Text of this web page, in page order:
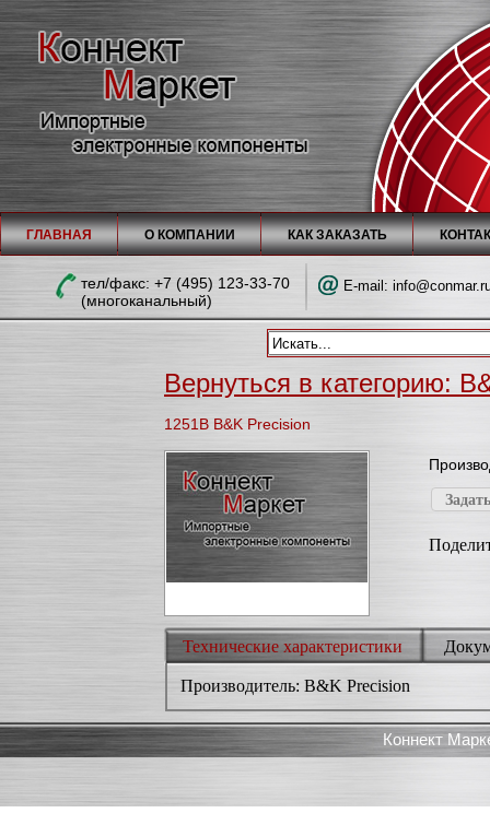
ГЛАВНАЯ О КОМПАНИИ КАК ЗАКАЗАТЬ
тел/факc: +7 (495) 123-33-70
(многоканальный)
E-mail:
Вернуться в категорию:
1251B B&K Precision
Технические характеристики
Производитель: B&K Precision
Коннект